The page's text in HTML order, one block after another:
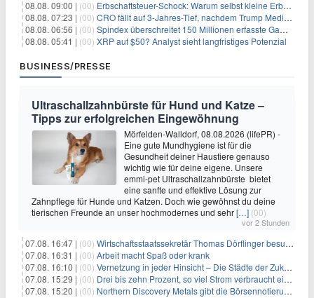
08.08. 09:00 | (00) Erbschaftsteuer-Schock: Warum selbst kleine Erbschaften den Fiskus Millionen kosten
08.08. 07:23 | (00) CRO fällt auf 3-Jahres-Tief, nachdem Trump Media zwei große Crypto.com-Deals storniert
08.08. 06:56 | (00) Spindex überschreitet 150 Millionen erfasste Gaming-Ereignisse in Echtzeit-Datenpipeline
08.08. 05:41 | (00) XRP auf $50? Analyst sieht langfristiges Potenzial
BUSINESS/PRESSE
Ultraschallzahnbürste für Hund und Katze –
Tipps zur erfolgreichen Eingewöhnung
Mörfelden-Walldorf, 08.08.2026 (lifePR) -
Eine gute Mundhygiene ist für die
Gesundheit deiner Haustiere genauso
wichtig wie für deine eigene. Unsere
emmi-pet Ultraschallzahnbürste bietet
eine sanfte und effektive Lösung zur
Zahnpflege für Hunde und Katzen. Doch wie gewöhnst du deine
tierischen Freunde an unser hochmodernes und sehr[…] (00)
vor 2 Stunden
07.08. 16:47 | (00) Wirtschaftsstaatssekretär Thomas Dörflinger besucht Handwerksbetrieb im Kammerbezirk Freiburg
07.08. 16:31 | (00) Arbeit macht Spaß oder krank
07.08. 16:10 | (00) Vernetzung in jeder Hinsicht – Die Städte der Zukunft sind grün-blau
07.08. 15:29 | (00) Drei bis zehn Prozent, so viel Strom verbraucht ein Aufzug im Gebäude
07.08. 15:20 | (00) Northern Discovery Metals gibt die Börsennotierung an der Frankfurter Wertpapierbörse bekannt